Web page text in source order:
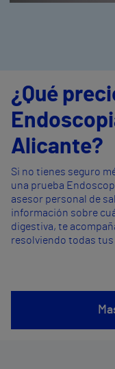
¿Qué
Alicante?
Si no tienes seguro
una prueba
asesor personal de
información sobre
digestiva, te
resolviendo todas tus